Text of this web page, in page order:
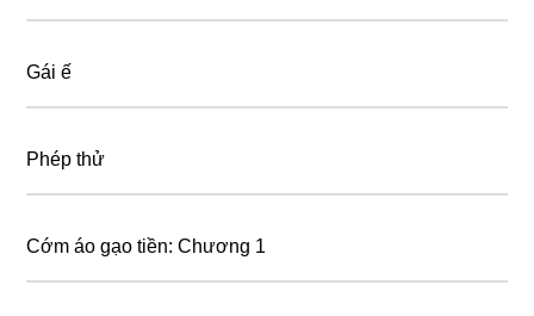
Gái ế
Phép thử
Cớm áo gạo tiền: Chương 1